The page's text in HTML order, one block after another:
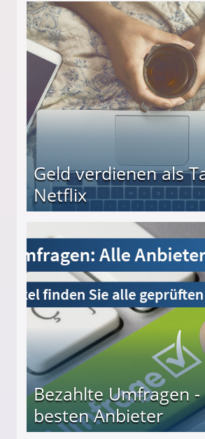
Geld verdienen als
Netflix
Bezahlte Umfragen -
besten Anbieter